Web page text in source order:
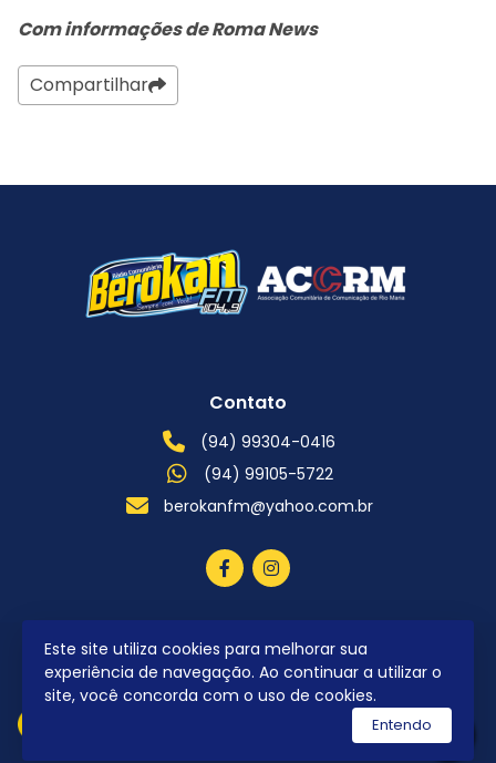
Com informações de Roma News
Compartilhar
Este site utiliza cookies para melhorar sua
experiência de navegação. Ao continuar a utilizar o
site, você concorda com o uso de cookies.
Entendo
Contato
(94) 99304-0416
(94) 99105-5722
berokanfm@yahoo.com.br
2026 © Todos os direitos reservados.